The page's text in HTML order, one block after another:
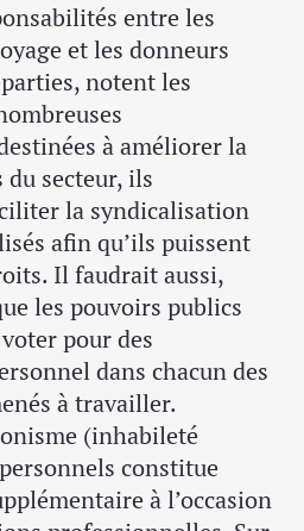
entre les
et les donneurs
notent les
à améliorer la
secteur, ils
la syndicalisation
afin qu’ils puissent
Il faudrait aussi,
les pouvoirs publics
pour des
dans chacun des
à travailler.
(inhabileté
constitue
à l’occasion